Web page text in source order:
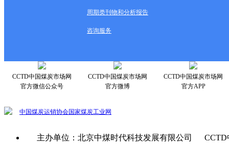
周期类刊物和分析报告
咨询服务
CCTD中国煤炭市场网
官方微信公众号
CCTD中国煤炭市场网
官方微博
CCTD中国煤炭市场网
官方APP
中国煤炭运销协会国家煤炭工业网
主办单位：北京中煤时代科技发展有限公司